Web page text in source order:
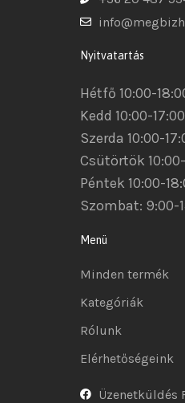
Nyitvatartás
Hétfő 10:00-
Kedd 10:00-17:00
Szerda 10:00-
Csütörtök
Péntek 10:00-
Szombat: 9:00-
Menü
Minden termék
Kategóriák
Rólunk
Elérhetőségeink
Üzenetküldés